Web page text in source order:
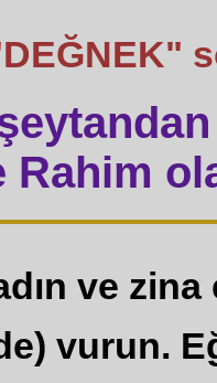
Rahim
ve
vurun.